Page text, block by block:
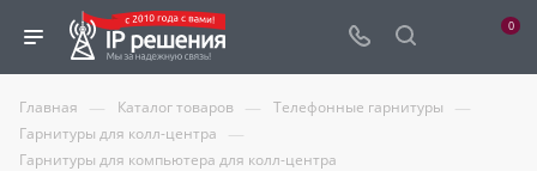
0
Главная — Каталог товаров — Телефонные гарнитуры —
Гарнитуры для колл-центра —
Гарнитуры для компьютера для колл-центра